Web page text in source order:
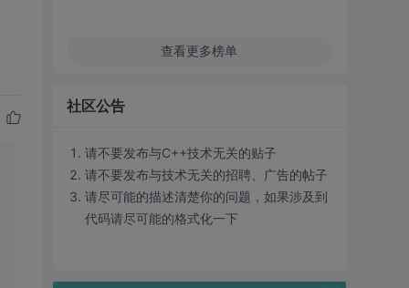
查看更多榜单
社区公告
请不要发布与C++技术无关的贴子
请不要发布与技术无关的招聘、广告的帖子
请尽可能的描述清楚你的问题，如果涉及到
代码请尽可能的格式化一下